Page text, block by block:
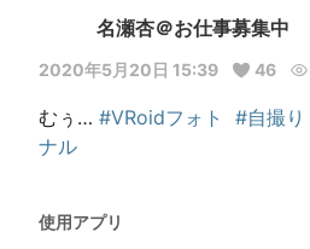
名瀬杏＠お仕事募集中
2020年5月20日 15:39 46
むぅ… #VRoidフォト #自撮り
ナル
使用アプリ